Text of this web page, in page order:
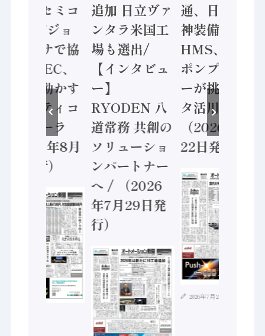
ソニーセミコ
ン AIビジョ
ンセンサで協
業 / IDEC、
安全に動かす
セーフティコ
ントローラ
（2026年8月
5日発行）
追加 日立ヴァ
ンタラ米国工
場も選出/
【インタビュ
ー】
RYODEN 八
道常務 共創の
ソリューショ
ンパートナー
へ / （2026
年7月29日発
行）
通、日立 / 兵
神装備 ×
HMS、老舗
ポンプメーカ
ーが挑むデー
タ活用 など
（2026年7月
22日発行）
2026年7月21日